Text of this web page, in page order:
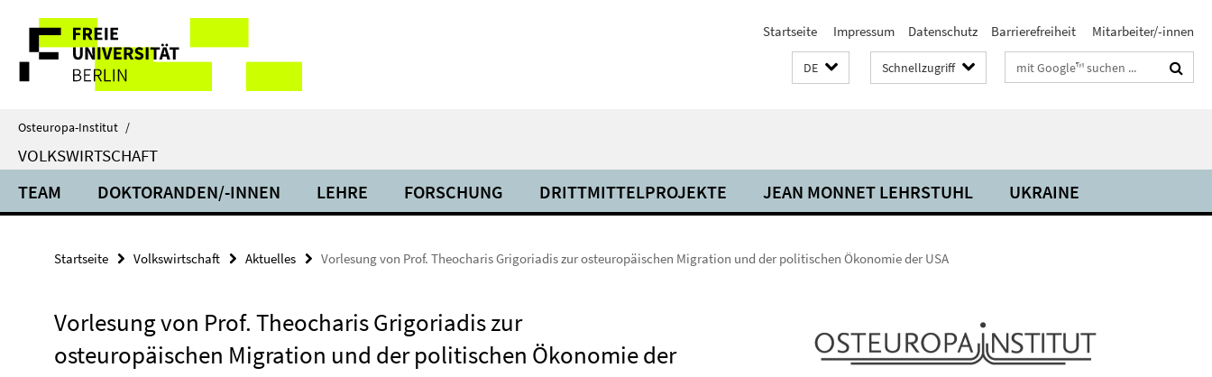
direkt
Inhalt
Service-
Navigation
Startseite Impressum Datenschutz Barrierefreiheit Mitarbeiter/-innen
DE Schnellzugriff Suchbegriffe
Osteuropa-Institut /
VOLKSWIRTSCHAFT
TEAM DOKTORANDEN/-INNEN LEHRE FORSCHUNG DRITTMITTELPROJEKTE JEAN MONNET LEHRSTUHL UKRAINE
Startseite Volkswirtschaft Aktuelles Vorlesung von Prof. Theocharis Grigoriadis zur osteuropäischen Migration und der politischen Ökonomie der USA
Vorlesung von Prof. Theocharis Grigoriadis zur
osteuropäischen Migration und der politischen Ökonomie der